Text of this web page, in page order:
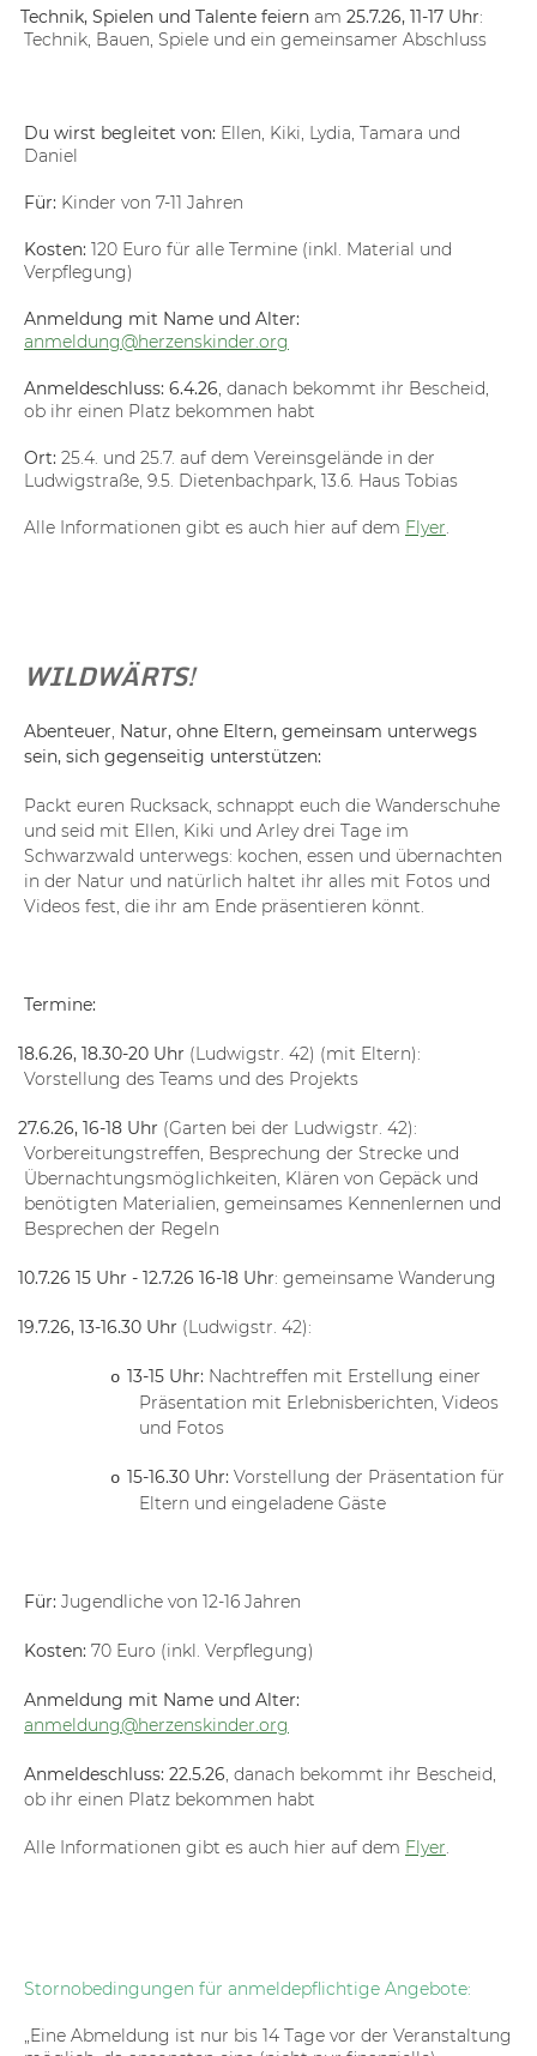
Technik, Spielen und Talente feiern am 25.7.26, 11-17 Uhr:
Technik, Bauen, Spiele und ein gemeinsamer Abschluss
Du wirst begleitet von: Ellen, Kiki, Lydia, Tamara und
Daniel
Für: Kinder von 7-11 Jahren
Kosten: 120 Euro für alle Termine (inkl. Material und
Verpflegung)
Anmeldung mit Name und Alter:
anmeldung@herzenskinder.org
Anmeldeschluss: 6.4.26, danach bekommt ihr Bescheid,
ob ihr einen Platz bekommen habt
Ort: 25.4. und 25.7. auf dem Vereinsgelände in der
Ludwigstraße, 9.5. Dietenbachpark, 13.6. Haus Tobias
Alle Informationen gibt es auch hier auf dem Flyer.
WILDWÄRTS!
Abenteuer, Natur, ohne Eltern, gemeinsam unterwegs
sein, sich gegenseitig unterstützen:
Packt euren Rucksack, schnappt euch die Wanderschuhe
und seid mit Ellen, Kiki und Arley drei Tage im
Schwarzwald unterwegs: kochen, essen und übernachten
in der Natur und natürlich haltet ihr alles mit Fotos und
Videos fest, die ihr am Ende präsentieren könnt.
Termine:
18.6.26, 18.30-20 Uhr (Ludwigstr. 42) (mit Eltern):
Vorstellung des Teams und des Projekts
27.6.26, 16-18 Uhr (Garten bei der Ludwigstr. 42):
Vorbereitungstreffen, Besprechung der Strecke und
Übernachtungsmöglichkeiten, Klären von Gepäck und
benötigten Materialien, gemeinsames Kennenlernen und
Besprechen der Regeln
10.7.26 15 Uhr - 12.7.26 16-18 Uhr: gemeinsame Wanderung
19.7.26, 13-16.30 Uhr (Ludwigstr. 42):
o 13-15 Uhr: Nachtreffen mit Erstellung einer
Präsentation mit Erlebnisberichten, Videos
und Fotos
o 15-16.30 Uhr: Vorstellung der Präsentation für
Eltern und eingeladene Gäste
Für: Jugendliche von 12-16 Jahren
Kosten: 70 Euro (inkl. Verpflegung)
Anmeldung mit Name und Alter:
anmeldung@herzenskinder.org
Anmeldeschluss: 22.5.26, danach bekommt ihr Bescheid,
ob ihr einen Platz bekommen habt
Alle Informationen gibt es auch hier auf dem Flyer.
Stornobedingungen für anmeldepflichtige Angebote:
„Eine Abmeldung ist nur bis 14 Tage vor der Veranstaltung